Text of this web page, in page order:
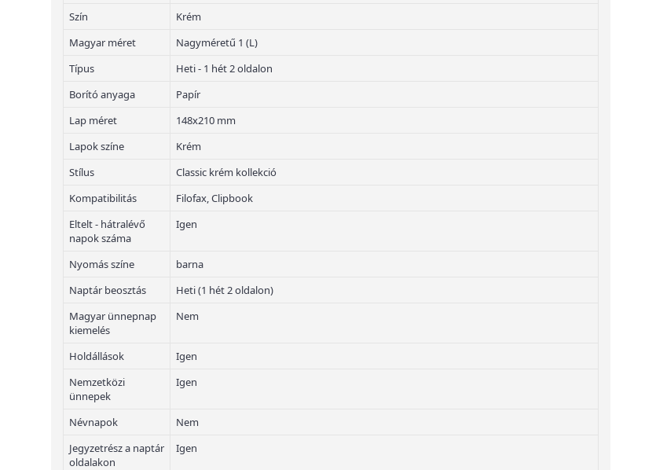
Szín
Krém
Magyar méret
Nagyméretű 1 (L)
Típus
Heti - 1 hét 2 oldalon
Borító anyaga
Papír
Lap méret
148x210 mm
Lapok színe
Krém
Stílus
Classic krém kollekció
Kompatibilitás
Filofax, Clipbook
Eltelt - hátralévő
napok száma
Igen
Nyomás színe
barna
Naptár beosztás
Heti (1 hét 2 oldalon)
Magyar ünnepnap
kiemelés
Nem
Holdállások
Igen
Nemzetközi
ünnepek
Igen
Névnapok
Nem
Jegyzetrész a naptár
oldalakon
Igen